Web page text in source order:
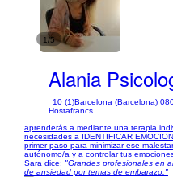
1/5
Alania
10 (1)Barcelona (Barcelona)
Hostafrancs
aprenderás a mediante una terapia
necesidades a IDENTIFICAR
primer paso para minimizar ese
autónomo/a y a controlar tus
Sara dice: "Grandes profesionales en
de ansiedad por temas de embarazo."